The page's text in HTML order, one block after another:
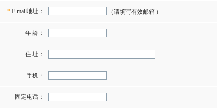
* E-mail地址： （请填写有效邮箱 ）
年 龄：
住 址：
手机：
固定电话：